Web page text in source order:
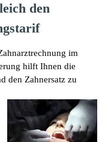
den
im
hilft Ihnen die
den Zahnersatz zu